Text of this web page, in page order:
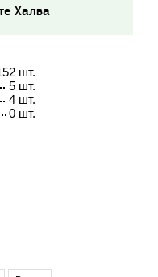
Халва
шт.
5 шт.
4 шт.
0 шт.